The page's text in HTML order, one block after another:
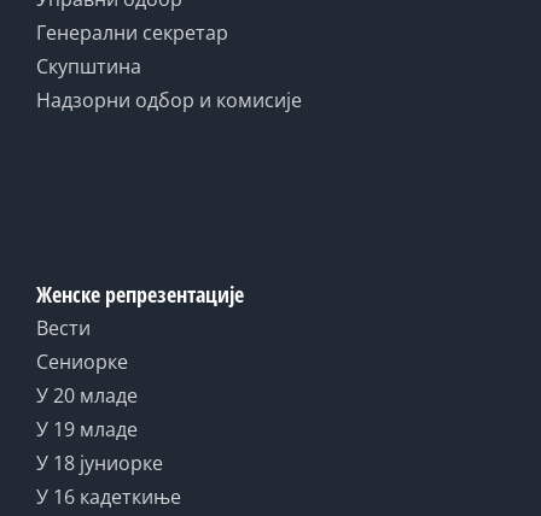
Генерални секретар
Скупштина
Надзорни одбор и комисије
Женске репрезентације
Вести
Сениорке
У 20 младе
У 19 младе
У 18 јуниорке
У 16 кадеткиње